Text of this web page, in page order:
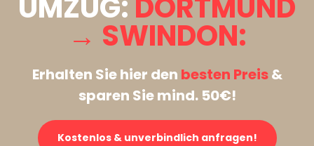
UMZUG: DORTMUND
→ SWINDON:
Erhalten Sie hier den besten Preis&
sparen Sie mind. 50€!
Kostenlos & unverbindlich anfragen!